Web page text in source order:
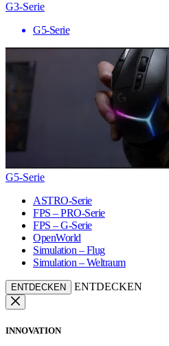
G3-Serie
G5-Serie
G5-Serie
ASTRO-Serie
FPS – PRO-Serie
FPS – G-Serie
OpenWorld
Simulation – Flug
Simulation – Weltraum
ENTDECKEN ENTDECKEN
INNOVATION